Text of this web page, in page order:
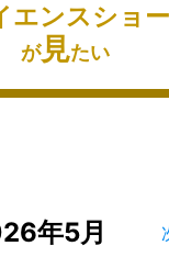
エンスショー
が見たい
年5月